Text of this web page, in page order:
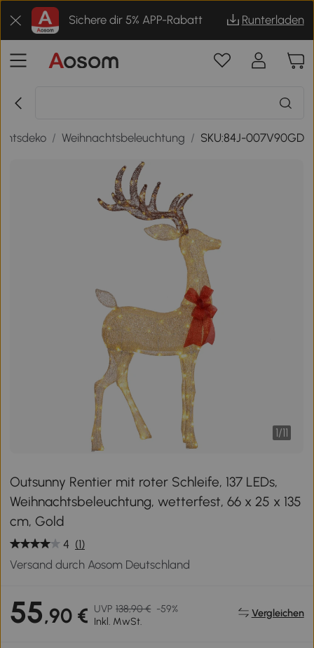
Sichere dir 5% APP-Rabatt Runterladen
/ Weihnachtsbeleuchtung / SKU:84J-007V90GD
1/11
Outsunny Rentier mit roter Schleife, 137 LEDs,
Weihnachtsbeleuchtung, wetterfest, 66 x 25 x 135
cm, Gold
4 (1)
Versand durch Aosom Deutschland
55,90 € UVP 138,90 € -59%
Inkl. MwSt.
Vergleichen